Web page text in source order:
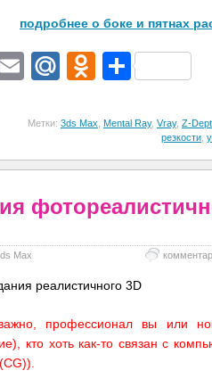
подробнее о боке и пятнах
Telegram
EmailMail.Ru
Метки: 3ds Max Mental Ray, Vray, Z-
резкости
Max
профессионал вы или
кто хоть как-то связан с